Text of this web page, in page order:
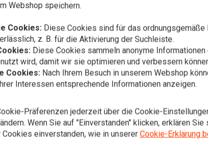
blaue Licht ist etwas nicht in der Mitte. Siehe
Fügen Sie Ihre Bewertung hinzu
4.75"
Webshop speichern.
Cookies: Diese Cookies sind für das ordnungsgemäße
z. B. für die Aktivierung der Suchleiste.
Diese Cookies sammeln anonyme Informationen
wird, damit wir sie optimieren und verbessern
Cookies: Nach Ihrem Besuch in unserem Webshop
Interessen entsprechende Informationen anzeigen.
Präferenzen jederzeit über die Cookie-
Wenn Sie auf "Einverstanden" klicken, erklären Sie
Cookies einverstanden, wie in unserer Cookie-Erklärung